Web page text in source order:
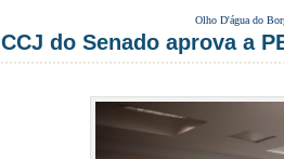
Olho D'água do
CCJ do Senado aprova a